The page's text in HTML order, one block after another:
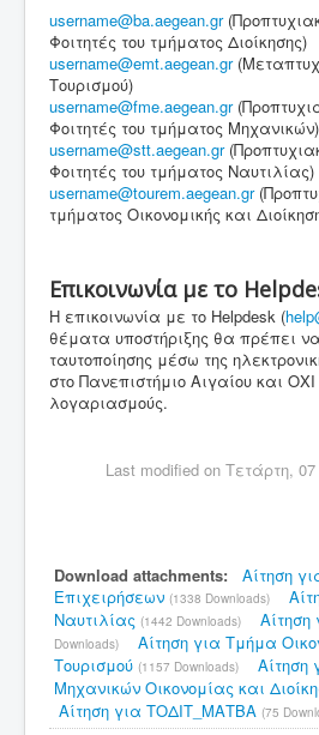
username@ba.aegean.gr
Φοιτητές του τμήματος Διοίκησης)
username@emt.aegean.gr
Τουρισμού)
username@fme.aegean.gr
Φοιτητές του τμήματος Μηχανικών)
username@stt.aegean.gr
Φοιτητές του τμήματος Ναυτιλίας)
username@tourem.aegean.gr
τμήματος Οικονομικής και
Επικοινωνία με το
Η επικοινωνία με το Helpdesk (
θέματα υποστήριξης θα πρέπει
ταυτοποίησης μέσω της
στο Πανεπιστήμιο Αιγαίου και
λογαριασμούς.
Last modified on Τετάρτη,
Download attachments:
Αίτηση
Επιχειρήσεων (1338 Downloads)
Ναυτιλίας (1442 Downloads) Αίτηση
Downloads)
Αίτηση για Τμήμα
Τουρισμού (1157 Downloads)
Αίτηση
Μηχανικών Οικονομίας και
Αίτηση για ΤΟΔΙΤ_ΜΑΤΒΑ (75